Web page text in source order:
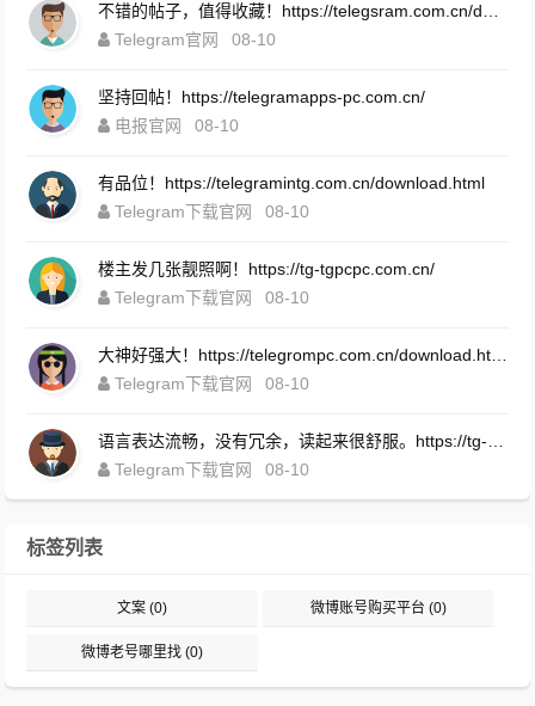
不错的帖子，值得收藏！https://telegsram.com.cn/download.html
Telegram官网
08-10
坚持回帖！https://telegramapps-pc.com.cn/
电报官网
08-10
有品位！https://telegramintg.com.cn/download.html
Telegram下载官网
08-10
楼主发几张靓照啊！https://tg-tgpcpc.com.cn/
Telegram下载官网
08-10
大神好强大！https://telegrompc.com.cn/download.html
Telegram下载官网
08-10
语言表达流畅，没有冗余，读起来很舒服。https://tg-appstg.com.cn/
Telegram下载官网
08-10
标签列表
文案 (0) 微博账号购买平台 (0)
微博老号哪里找 (0)